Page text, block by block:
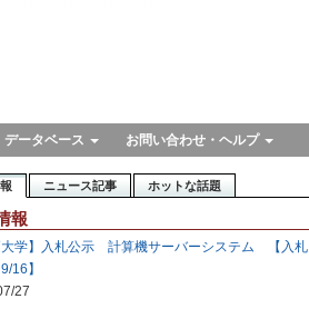
データベース お問い合わせ・ヘルプ
ニュース記事 ホットな話題
報
大学】入札公示 計算機サーバーシステム 【入札
16】
27